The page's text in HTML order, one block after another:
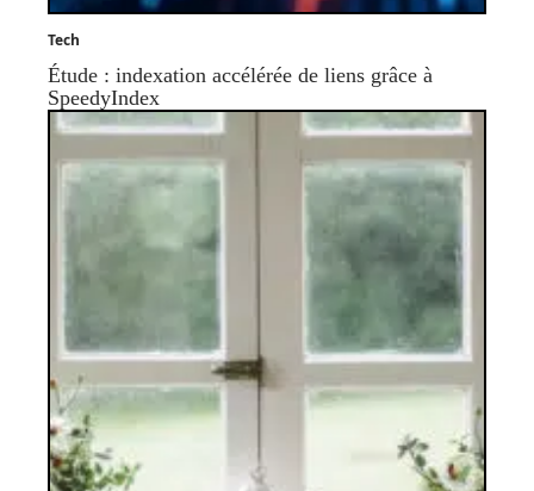
Tech
Étude : indexation accélérée de liens grâce à
SpeedyIndex